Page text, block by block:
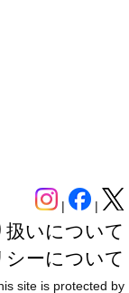
| |
扱いについて
ーについて
site is protected by